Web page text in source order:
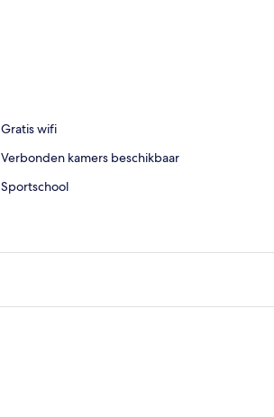
Gratis wifi
Verbonden kamers beschikbaar
Sportschool